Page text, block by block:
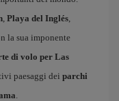
, Playa del Inglés,
la sua imponente
di volo per Las
paesaggi dei parchi
.